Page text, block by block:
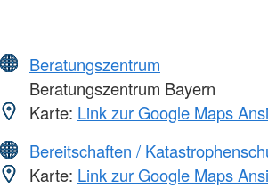
Beratungszentrum
Beratungszentrum Bayern
Karte: Link zur Google Maps
Bereitschaften /
Karte: Link zur Google Maps